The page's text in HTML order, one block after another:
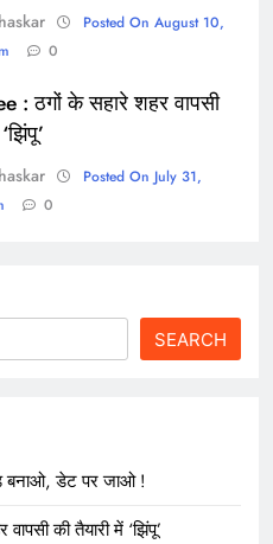
Posted On August 10,
0
: ठगों के सहारे शहर वापसी
Posted On July 31,
0
SEARCH
बनाओ, डेट पर जाओ !
की तैयारी में ‘झिंपू’